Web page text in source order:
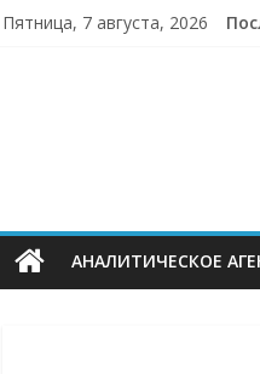
Пятница, 7 августа, 2026
о
E-
АНАЛИТИЧЕСКОЕ